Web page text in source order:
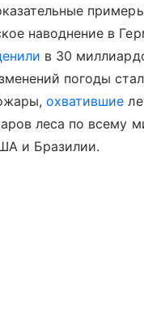
наводнение в
в 30
погоды
охватившие
леса по всему
и Бразилии.